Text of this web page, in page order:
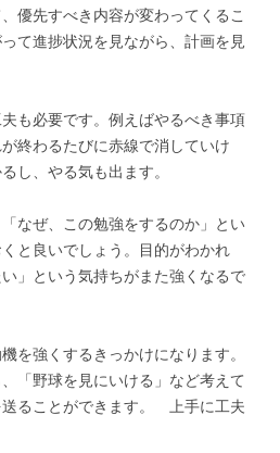
優先すべき内容が変わってくるこ
て進捗状況を見ながら、計画を見
も必要です。例えばやるべき事項
終わるたびに赤線で消していけ
し、やる気も出ます。
なぜ、この勉強をするのか」とい
と良いでしょう。目的がわかれ
」という気持ちがまた強くなるで
を強くするきっかけになります。
「野球を見にいける」など考えて
ることができます。 上手に工夫